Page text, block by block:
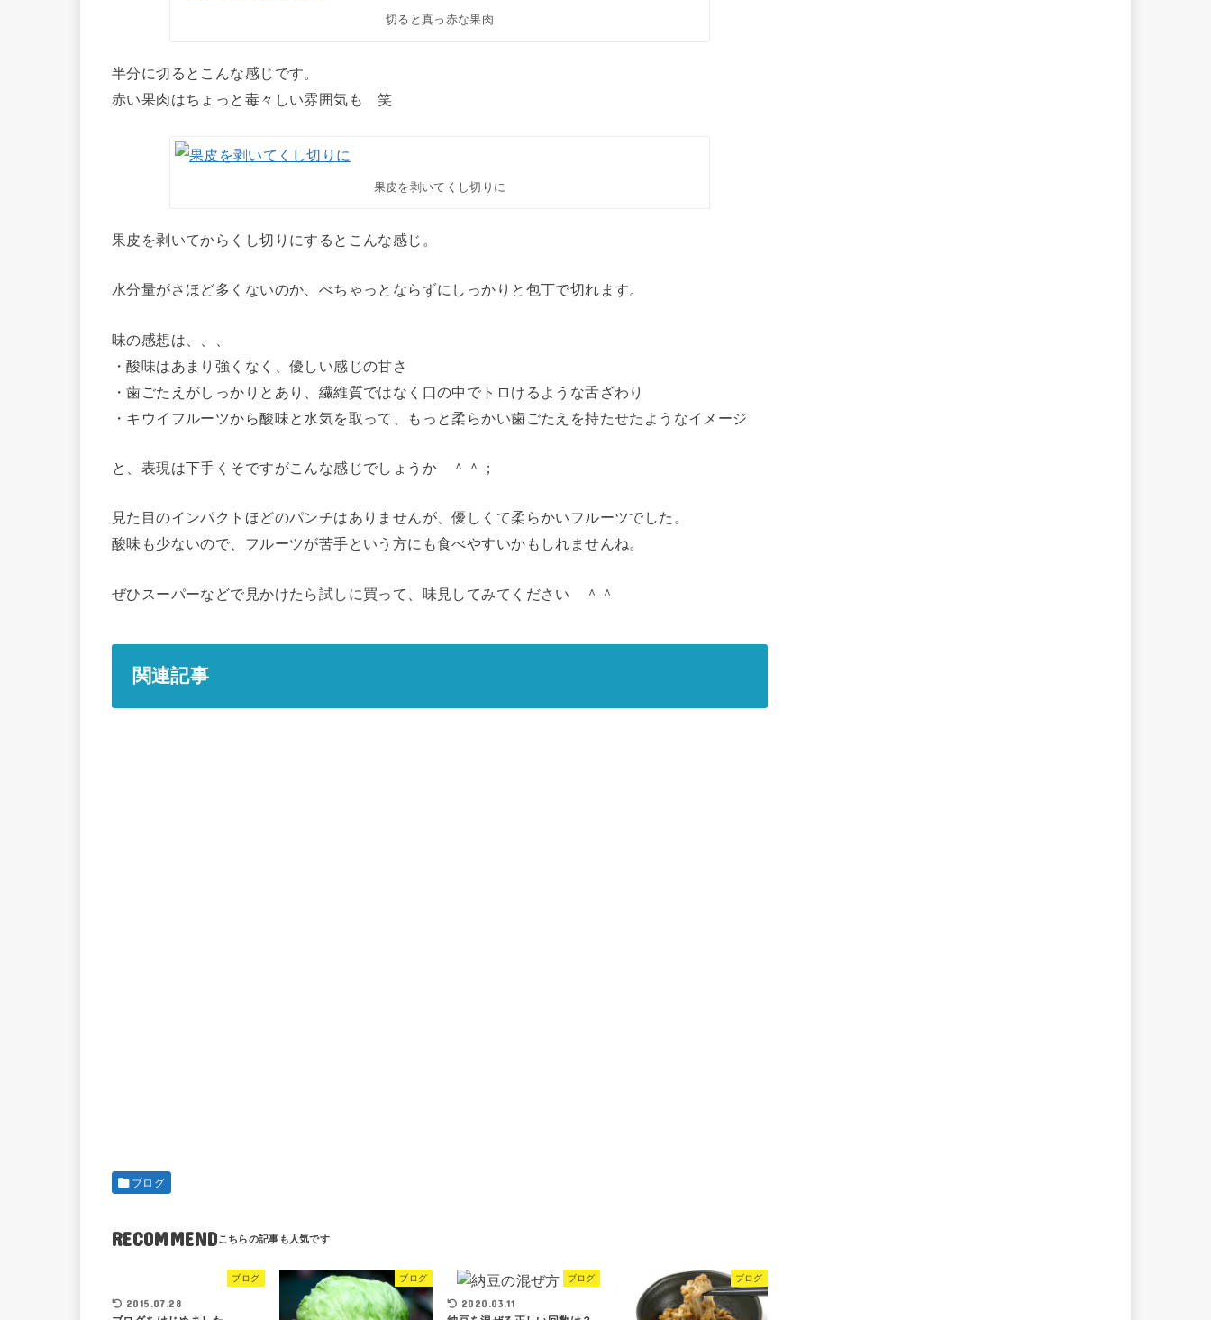
切ると真っ赤な果肉
半分に切るとこんな感じです。
赤い果肉はちょっと毒々しい雰囲気も 笑
果皮を剥いてくし切りに
果皮を剥いてからくし切りにするとこんな感じ。
水分量がさほど多くないのか、べちゃっとならずにしっかりと包丁で切れます。
味の感想は、、、
・酸味はあまり強くなく、優しい感じの甘さ
・歯ごたえがしっかりとあり、繊維質ではなく口の中でトロけるような舌ざわり
・キウイフルーツから酸味と水気を取って、もっと柔らかい歯ごたえを持たせたようなイメージ
と、表現は下手くそですがこんな感じでしょうか ＾＾；
見た目のインパクトほどのパンチはありませんが、優しくて柔らかいフルーツでした。
酸味も少ないので、フルーツが苦手という方にも食べやすいかもしれませんね。
ぜひスーパーなどで見かけたら試しに買って、味見してみてください ＾＾
関連記事
ブログ
RECOMMEND
ブログ
2015.07.28
ブログ ブログ
2020.03.11
ブログ